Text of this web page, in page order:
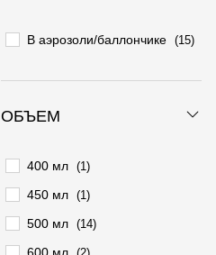
В аэрозоли/баллончике (15)
ОБЪЕМ
400 мл (1)
450 мл (1)
500 мл (14)
600 мл (2)